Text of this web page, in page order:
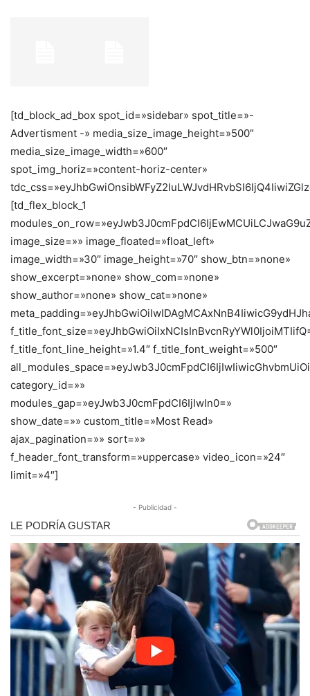
[td_block_ad_box spot_id=»sidebar» spot_title=»-
Advertisment -» media_size_image_height=»500″
media_size_image_width=»600″
spot_img_horiz=»content-horiz-center»
[td_flex_block_1
image_size=»» image_floated=»float_left»
image_width=»30″ image_height=»70″ show_btn=»none»
show_excerpt=»none» show_com=»none»
show_author=»none» show_cat=»none»
f_title_font_line_height=»1.4″ f_title_font_weight=»500″
category_id=»»
modules_gap=»eyJwb3J0cmFpdCI6IjIwIn0=»
show_date=»» custom_title=»Most Read»
ajax_pagination=»» sort=»»
f_header_font_transform=»uppercase» video_icon=»24″
limit=»4″]
- Publicidad -